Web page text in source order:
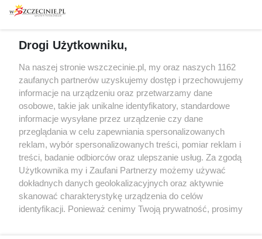
Spacery i oprowadzania
targi
Wernisaże
Więcej
Specjalny koncert z okazji
20. urodzin portalu
wSzczecinie.pl
Regulamin konkursów
śniadaniówka "Hej
Szczecin! Jest piątek!"
Partnerzy
Praca Szczecin
Drogi Użytkowniku,
Na naszej stronie wszczecinie.pl, my oraz naszych 1162
zaufanych partnerów uzyskujemy dostęp i przechowujemy
informacje na urządzeniu oraz przetwarzamy dane
osobowe, takie jak unikalne identyfikatory, standardowe
informacje wysyłane przez urządzenie czy dane
przeglądania w celu zapewniania spersonalizowanych
reklam, wybór spersonalizowanych treści, pomiar reklam i
treści, badanie odbiorców oraz ulepszanie usług. Za zgodą
Użytkownika my i Zaufani Partnerzy możemy używać
dokładnych danych geolokalizacyjnych oraz aktywnie
skanować charakterystykę urządzenia do celów
identyfikacji. Ponieważ cenimy Twoją prywatność, prosimy